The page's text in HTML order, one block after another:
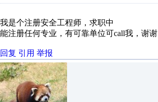
我是个注册安全工程师，求职中
能注册任何专业，有可靠单位可call我，谢谢
回复 引用 举报